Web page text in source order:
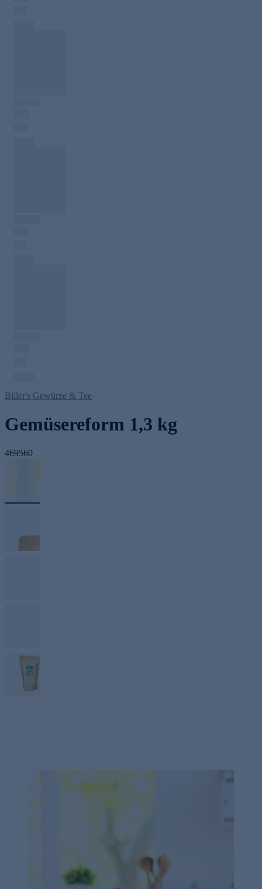
Biller's Gewürze & Tee
Gemüsereform 1,3 kg
469560